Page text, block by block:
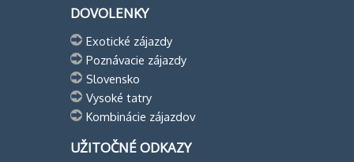
DOVOLENKY
Exotické zájazdy
Poznávacie zájazdy
Slovensko
Vysoké tatry
Kombinácie zájazdov
UŽITOČNÉ ODKAZY